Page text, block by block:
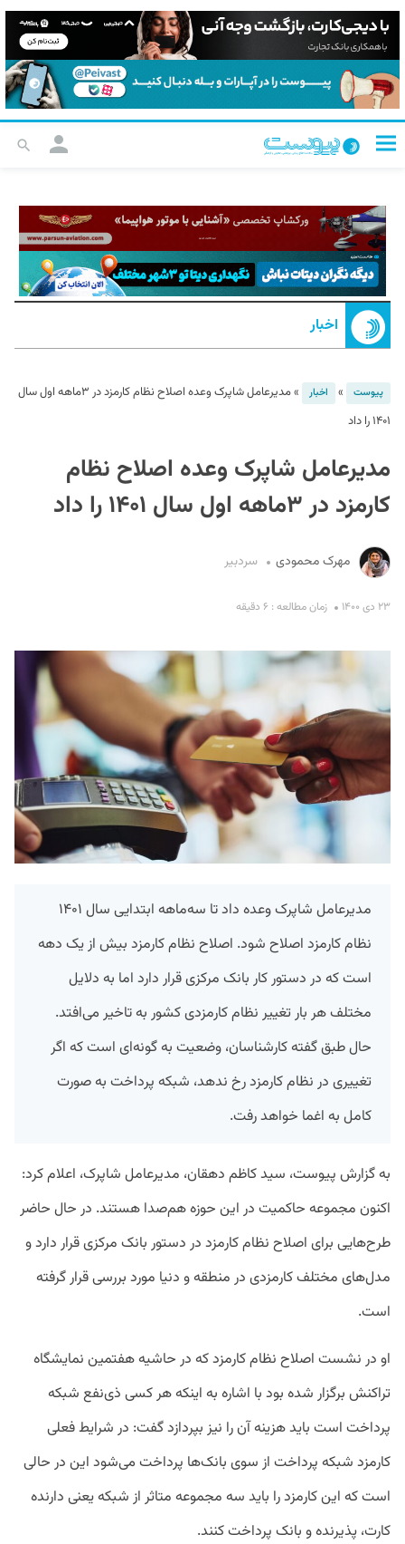
اخبار
پیوست » اخبار »
مدیرعامل شاپرک وعده اصلاح نظام کارمزد در ۳ماهه اول سال
۱۴۰۱ را داد
مدیرعامل شاپرک وعده اصلاح نظام
کارمزد در ۳ماهه اول سال ۱۴۰۱ را داد
مهرک محمودی سردبیر
۲۳ دی ۱۴۰۰ زمان مطالعه : ۶ دقیقه
مدیرعامل شاپرک وعده داد تا سه‌ماهه ابتدایی سال ۱۴۰۱
نظام کارمزد اصلاح شود. اصلاح نظام کارمزد بیش از یک دهه
است که در دستور کار بانک مرکزی قرار دارد اما به دلایل
مختلف هر بار تغییر نظام کارمزدی کشور به تاخیر می‌افتد.
حال طبق گفته کارشناسان، وضعیت به گونه‌ای است که اگر
تغییری در نظام کارمزد رخ ندهد، شبکه پرداخت به صورت
کامل به اغما خواهد رفت.
به گزارش پیوست، سید کاظم دهقان، مدیرعامل شاپرک، اعلام کرد:
اکنون مجموعه حاکمیت در این حوزه هم‌صدا هستند. در حال حاضر
طرح‌هایی برای اصلاح نظام کارمزد در دستور بانک مرکزی قرار دارد و
مدل‌های مختلف کارمزدی در منطقه و دنیا مورد بررسی قرار گرفته
است.
او در نشست اصلاح نظام کارمزد که در حاشیه هفتمین نمایشگاه
تراکنش برگزار شده بود با اشاره به اینکه هر کسی ذی‌نفع شبکه
پرداخت است باید هزینه آن را نیز بپردازد گفت: در شرایط فعلی
کارمزد شبکه پرداخت از سوی بانک‌ها پرداخت می‌شود این در حالی
است که این کارمزد را باید سه مجموعه متاثر از شبکه یعنی دارنده
کارت، پذیرنده و بانک پرداخت کنند.